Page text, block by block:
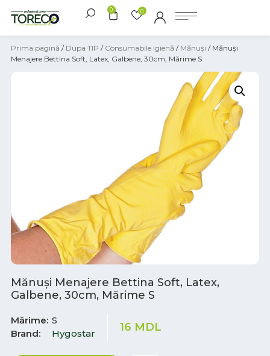
0 0
Prima pagină / Dupa TIP / Consumabile igienă / Mănuși / Mănuși
Menajere Bettina Soft, Latex, Galbene, 30cm, Mărime S
Mănuși Menajere Bettina Soft, Latex,
Galbene, 30cm, Mărime S
Mărime S
Brand
Hygostar 16 MDL